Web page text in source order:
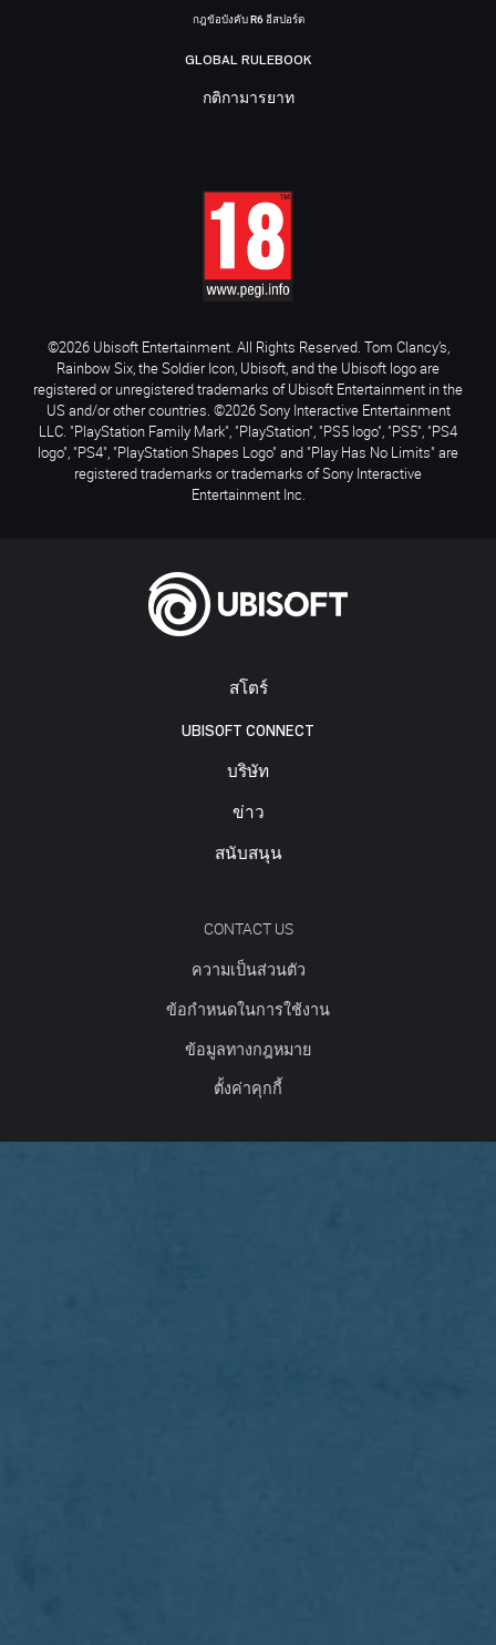
สโตร์
UBISOFT CONNECT
บริษัท
ข่าว
สนับสนุน
CONTACT US
ความเป็นส่วนตัว
ข้อกำหนดในการใช้งาน
ข้อมูลทางกฎหมาย
ตั้งค่าคุกกี้
กฎข้อบังคับ R6 อีสปอร์ต
GLOBAL RULEBOOK
กติกามารยาท
©2026 Ubisoft Entertainment. All Rights Reserved. Tom Clancy’s,
Rainbow Six, the Soldier Icon, Ubisoft, and the Ubisoft logo are
registered or unregistered trademarks of Ubisoft Entertainment in the
US and/or other countries. ©2026 Sony Interactive Entertainment
LLC. "PlayStation Family Mark", "PlayStation", "PS5 logo", "PS5", "PS4
logo", "PS4", "PlayStation Shapes Logo" and "Play Has No Limits" are
registered trademarks or trademarks of Sony Interactive
Entertainment Inc.